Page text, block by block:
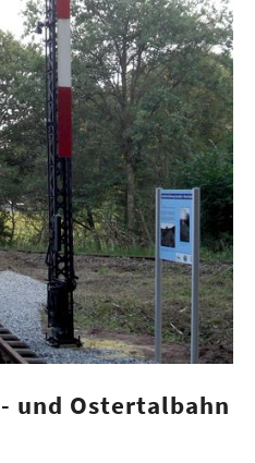
und Ostertalbahn